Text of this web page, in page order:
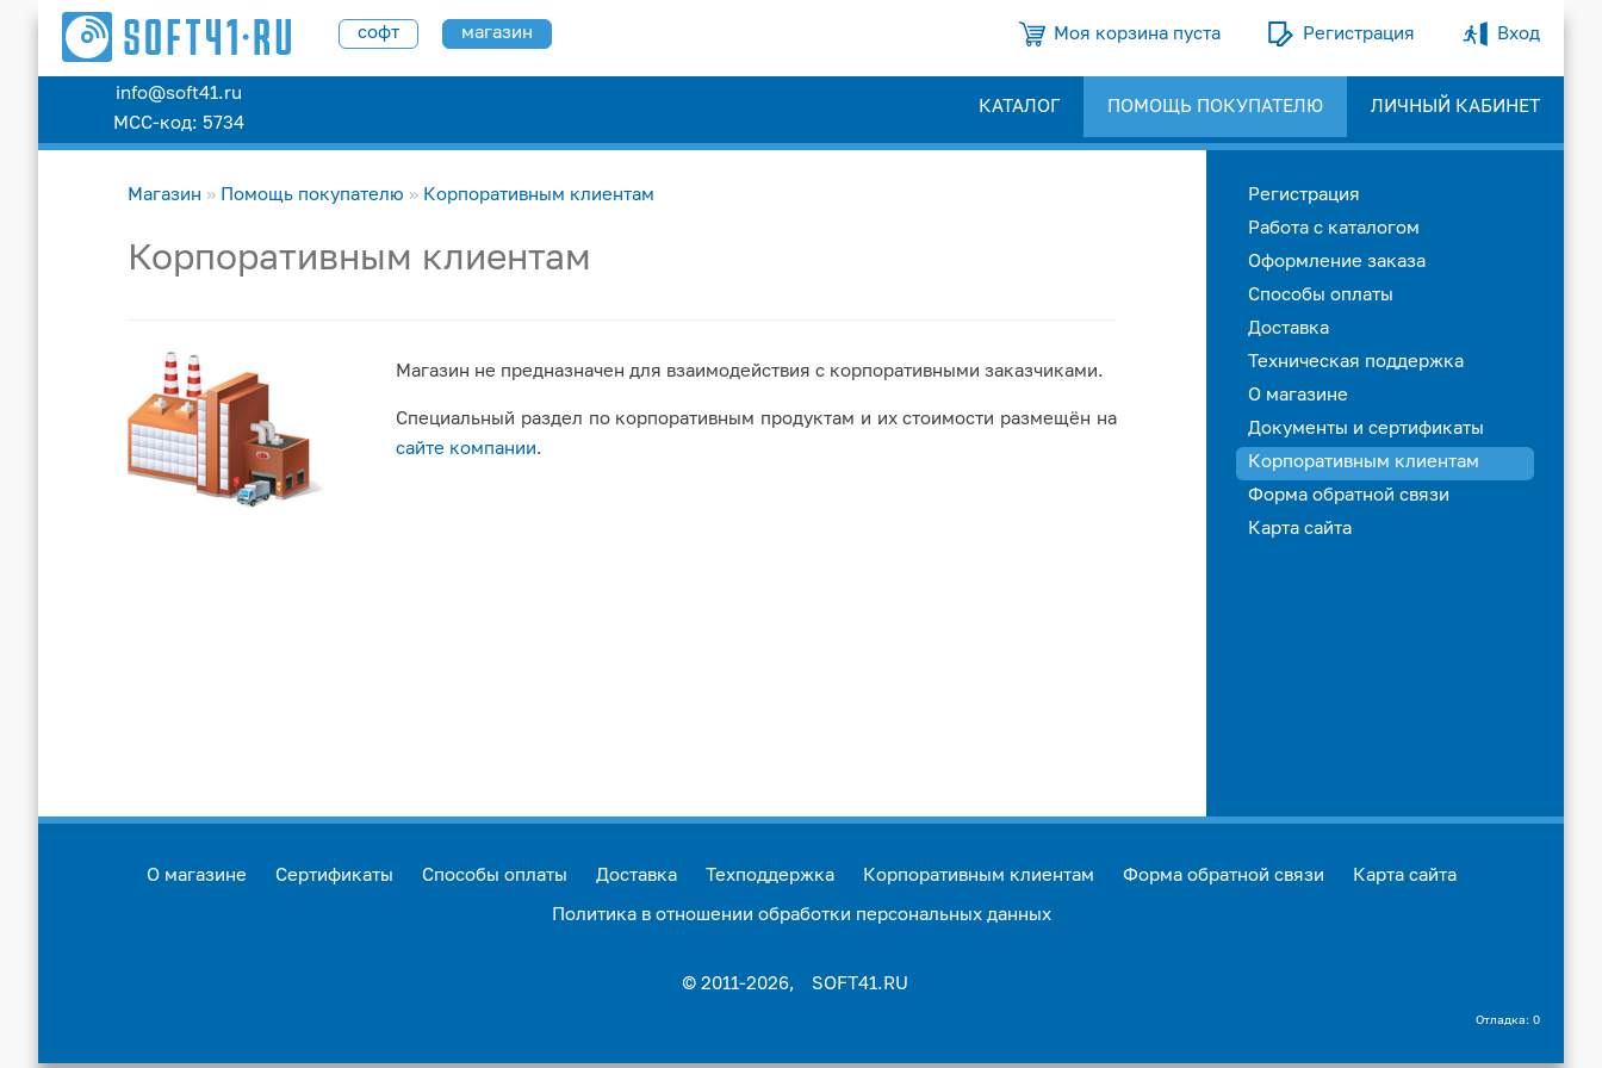
Моя корзина пуста Регистрация Вход
софт магазин
info@soft41.ru
МСС-код: 5734
КАТАЛОГ ПОМОЩЬ ПОКУПАТЕЛЮ ЛИЧНЫЙ КАБИНЕТ
Магазин » Помощь покупателю » Корпоративным клиентам
Корпоративным клиентам
Магазин не предназначен для взаимодействия с корпоративными заказчиками.
Специальный раздел по корпоративным продуктам и их стоимости размещён на
сайте компании.
Регистрация
Работа с каталогом
Оформление заказа
Способы оплаты
Доставка
Техническая поддержка
О магазине
Документы и сертификаты
Корпоративным клиентам
Форма обратной связи
Карта сайта
О магазине Сертификаты Способы оплаты Доставка Техподдержка Корпоративным клиентам Форма обратной связи Карта сайта
Политика в отношении обработки персональных данных
© 2011-2026, SOFT41.RU
Отладка: 0